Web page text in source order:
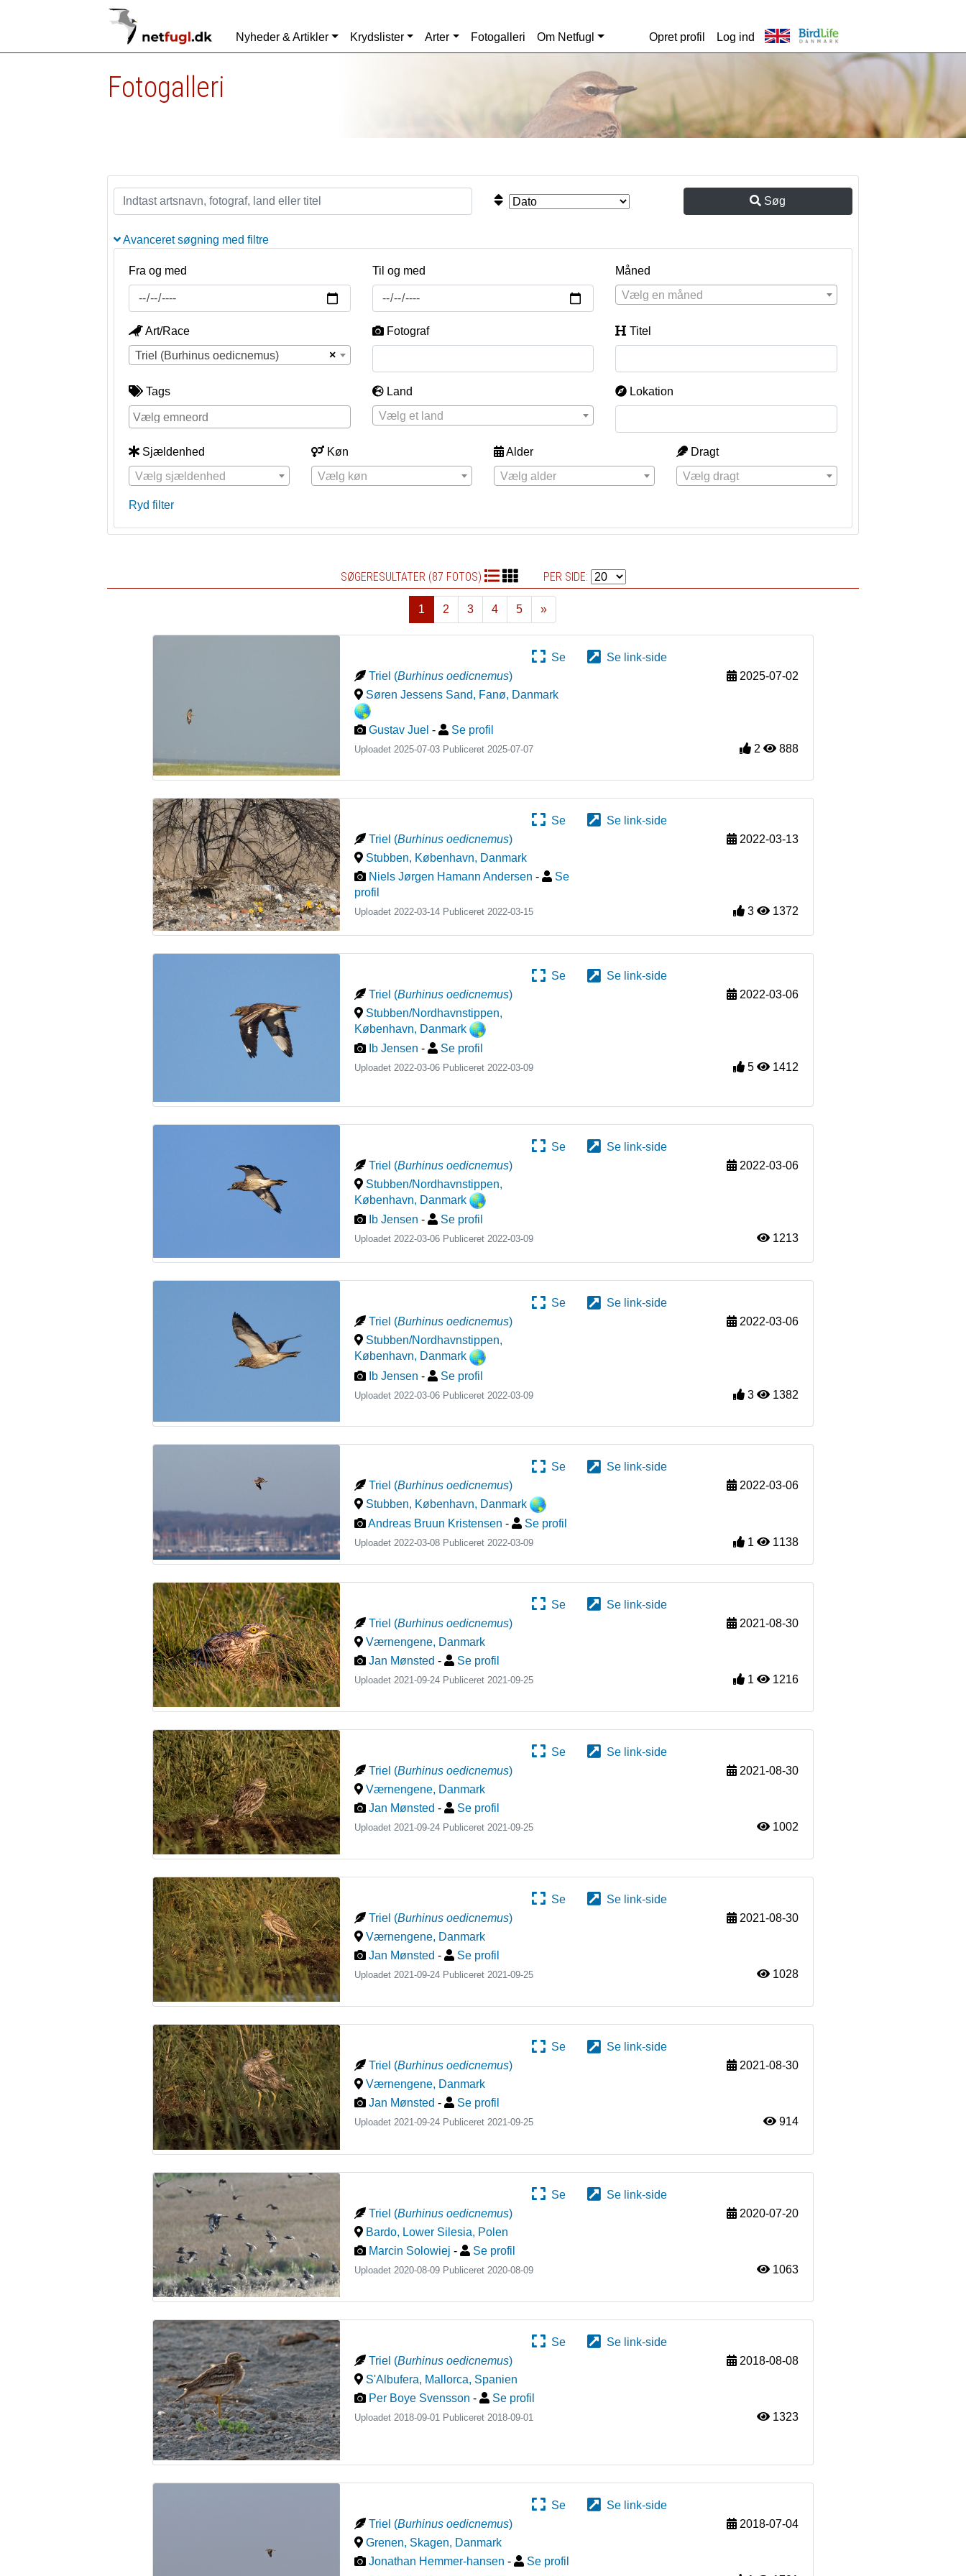
Nyheder & Artikler Krydslister Arter Fotogalleri Om Netfugl Opret profil Log ind
Fotogalleri
Søg
Avanceret søgning med filtre
Fra og med Til og med
Måned
Vælg en måned
Art/Race
×
Triel (Burhinus oedicnemus)
Fotograf Titel
Tags
Land
Vælg et land
Lokation
Sjældenhed
Vælg sjældenhed
Køn
Vælg køn
Alder
Vælg alder
Dragt
Vælg dragt
Ryd filter
SØGERESULTATER (87 FOTOS) PER SIDE:
1 2 3 4 5
»
Næste
Se
Se link-side
Triel (Burhinus oedicnemus)
2025-07-02
Søren Jessens Sand, Fanø, Danmark
Gustav Juel - Se profil
Uploadet 2025-07-03 Publiceret2025-07-07 2 888
Se
Se link-side
Triel (Burhinus oedicnemus)
2022-03-13
Stubben, København, Danmark
Niels Jørgen Hamann Andersen -
Se
profil
Uploadet 2022-03-14 Publiceret2022-03-15 3 1372
Se
Se link-side
Triel (Burhinus oedicnemus)
2022-03-06
Stubben/Nordhavnstippen,
København, Danmark
Ib Jensen - Se profil
Uploadet 2022-03-06 Publiceret2022-03-09 5 1412
Se
Se link-side
Triel (Burhinus oedicnemus)
2022-03-06
Stubben/Nordhavnstippen,
København, Danmark
Ib Jensen - Se profil
Uploadet 2022-03-06 Publiceret2022-03-09 1213
Se
Se link-side
Triel (Burhinus oedicnemus)
2022-03-06
Stubben/Nordhavnstippen,
København, Danmark
Ib Jensen - Se profil
Uploadet 2022-03-06 Publiceret 2022-03-09 3 1382
Se
Se link-side
Triel (Burhinus oedicnemus)
2022-03-06
Stubben, København, Danmark
Andreas Bruun Kristensen - Se profil
Uploadet 2022-03-08 Publiceret2022-03-09 1 1138
Se
Se link-side
Triel (Burhinus oedicnemus)
2021-08-30
Værnengene, Danmark
Jan Mønsted - Se profil
Uploadet 2021-09-24 Publiceret 2021-09-25 1 1216
Se
Se link-side
Triel (Burhinus oedicnemus)
2021-08-30
Værnengene, Danmark
Jan Mønsted - Se profil
Uploadet 2021-09-24 Publiceret 2021-09-25 1002
Se
Se link-side
Triel (Burhinus oedicnemus)
2021-08-30
Værnengene, Danmark
Jan Mønsted - Se profil
Uploadet 2021-09-24 Publiceret2021-09-25 1028
Se
Se link-side
Triel (Burhinus oedicnemus)
2021-08-30
Værnengene, Danmark
Jan Mønsted - Se profil
Uploadet 2021-09-24 Publiceret2021-09-25 914
Se
Se link-side
Triel (Burhinus oedicnemus)
2020-07-20
Bardo, Lower Silesia, Polen
Marcin Solowiej - Se profil
Uploadet 2020-08-09 Publiceret 2020-08-09 1063
Se
Se link-side
Triel (Burhinus oedicnemus)
2018-08-08
S'Albufera, Mallorca, Spanien
Per Boye Svensson - Se profil
Uploadet 2018-09-01 Publiceret 2018-09-01 1323
Se
Se link-side
Triel (Burhinus oedicnemus)
2018-07-04
Grenen, Skagen, Danmark
Jonathan Hemmer-hansen - Se profil